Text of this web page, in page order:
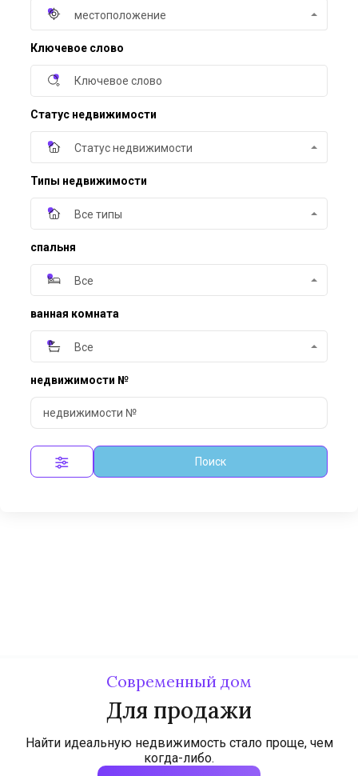
местоположение
Ключевое слово
Статус недвижимости
Статус недвижимости
Типы недвижимости
Все типы
спальня
Все
ванная комната
Все
недвижимости №
Поиск
Современный дом
Для продажи
Найти идеальную недвижимость стало проще, чем
когда-либо.